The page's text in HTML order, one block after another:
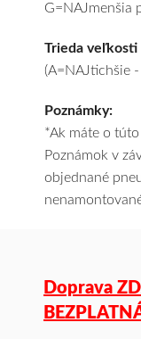
G=NAJmenšia
Trieda
(A=NAJtichšie
Poznámky:
*Ak máte o
Poznámok v
objednané
Doprava